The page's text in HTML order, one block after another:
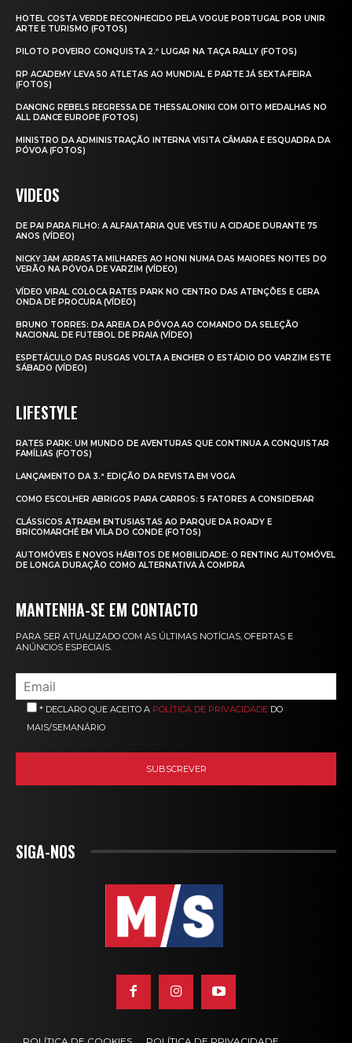
HOTEL COSTA VERDE RECONHECIDO PELA VOGUE PORTUGAL POR UNIR
ARTE E TURISMO (FOTOS)
PILOTO POVEIRO CONQUISTA 2.º LUGAR NA TAÇA RALLY (FOTOS)
RP ACADEMY LEVA 50 ATLETAS AO MUNDIAL E PARTE JÁ SEXTA‑FEIRA
(FOTOS)
DANCING REBELS REGRESSA DE THESSALONIKI COM OITO MEDALHAS NO
ALL DANCE EUROPE (FOTOS)
MINISTRO DA ADMINISTRAÇÃO INTERNA VISITA CÂMARA E ESQUADRA DA
PÓVOA (FOTOS)
VIDEOS
DE PAI PARA FILHO: A ALFAIATARIA QUE VESTIU A CIDADE DURANTE 75
ANOS (VÍDEO)
NICKY JAM ARRASTA MILHARES AO HONI NUMA DAS MAIORES NOITES DO
VERÃO NA PÓVOA DE VARZIM (VÍDEO)
VÍDEO VIRAL COLOCA RATES PARK NO CENTRO DAS ATENÇÕES E GERA
ONDA DE PROCURA (VÍDEO)
BRUNO TORRES: DA AREIA DA PÓVOA AO COMANDO DA SELEÇÃO
NACIONAL DE FUTEBOL DE PRAIA (VÍDEO)
ESPETÁCULO DAS RUSGAS VOLTA A ENCHER O ESTÁDIO DO VARZIM ESTE
SÁBADO (VÍDEO)
LIFESTYLE
RATES PARK: UM MUNDO DE AVENTURAS QUE CONTINUA A CONQUISTAR
FAMÍLIAS (FOTOS)
LANÇAMENTO DA 3.ª EDIÇÃO DA REVISTA EM VOGA
COMO ESCOLHER ABRIGOS PARA CARROS: 5 FATORES A CONSIDERAR
CLÁSSICOS ATRAEM ENTUSIASTAS AO PARQUE DA ROADY E
BRICOMARCHÉ EM VILA DO CONDE (FOTOS)
AUTOMÓVEIS E NOVOS HÁBITOS DE MOBILIDADE: O RENTING AUTOMÓVEL
DE LONGA DURAÇÃO COMO ALTERNATIVA À COMPRA
MANTENHA-SE EM CONTACTO
PARA SER ATUALIZADO COM AS ÚLTIMAS NOTÍCIAS, OFERTAS E
ANÚNCIOS ESPECIAIS.
* DECLARO QUE ACEITO A POLÍTICA DE PRIVACIDADE DO
MAIS/SEMANÁRIO
SIGA-NOS